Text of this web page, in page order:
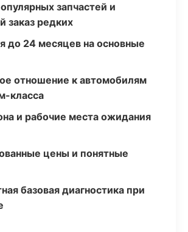
запчастей и
заказ редких
до 24 месяцев на основные
отношение к автомобилям
класса
и рабочие места ожидания
цены и понятные
базовая диагностика при